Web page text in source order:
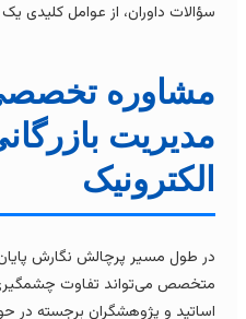
داوران، از عوامل کلیدی یک
تخصصی
بازرگانی
طول مسیر پرچالش نگارش
می‌تواند تفاوت چشمگیری ایجاد
و پژوهشگران برجسته در حوزه